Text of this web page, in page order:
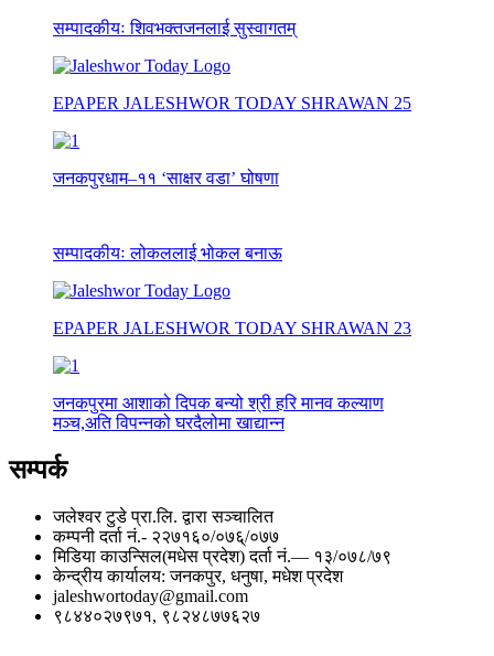
सम्पादकीयः शिवभक्तजनलाई सुस्वागतम्
EPAPER JALESHWOR TODAY SHRAWAN 25
जनकपुरधाम–११ ‘साक्षर वडा’ घोषणा
सम्पादकीयः लोकललाई भोकल बनाऊ
EPAPER JALESHWOR TODAY SHRAWAN 23
जनकपुरमा आशाको दिपक बन्यो श्री हरि मानव कल्याण
मञ्च,अति विपन्नको घरदैलोमा खाद्यान्न
सम्पर्क
जलेश्वर टुडे प्रा.लि. द्वारा सञ्चालित
कम्पनी दर्ता नं.- २२७१६०/०७६्/०७७
मिडिया काउन्सिल(मधेस प्रदेश) दर्ता नं.— १३/०७८/७९
केन्द्रीय कार्यालय: जनकपुर, धनुषा, मधेश प्रदेश
jaleshwortoday@gmail.com
९८४४०२७९७१, ९८२४८७७६२७